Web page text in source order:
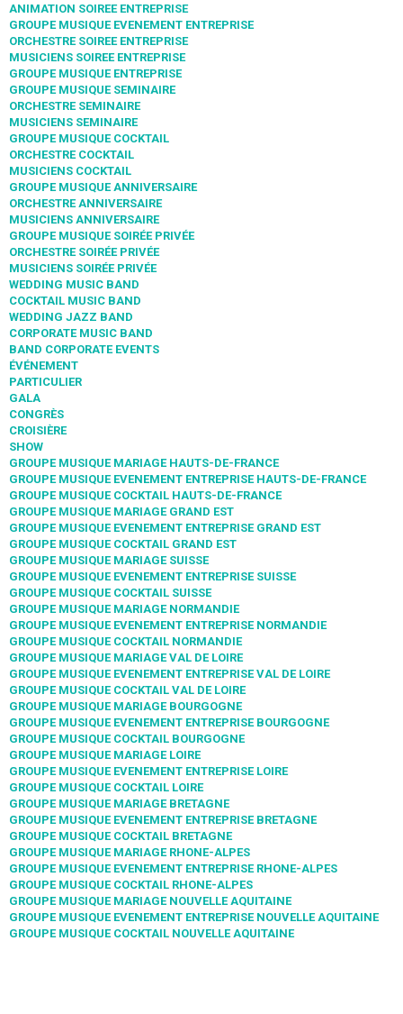
ANIMATION SOIREE ENTREPRISE
GROUPE MUSIQUE EVENEMENT ENTREPRISE
ORCHESTRE SOIREE ENTREPRISE
MUSICIENS SOIREE ENTREPRISE
GROUPE MUSIQUE ENTREPRISE
GROUPE MUSIQUE SEMINAIRE
ORCHESTRE SEMINAIRE
MUSICIENS SEMINAIRE
GROUPE MUSIQUE COCKTAIL
ORCHESTRE COCKTAIL
MUSICIENS COCKTAIL
GROUPE MUSIQUE ANNIVERSAIRE
ORCHESTRE ANNIVERSAIRE
MUSICIENS ANNIVERSAIRE
GROUPE MUSIQUE SOIRÉE PRIVÉE
ORCHESTRE SOIRÉE PRIVÉE
MUSICIENS SOIRÉE PRIVÉE
WEDDING MUSIC BAND
COCKTAIL MUSIC BAND
WEDDING JAZZ BAND
CORPORATE MUSIC BAND
BAND CORPORATE EVENTS
ÉVÉNEMENT
PARTICULIER
GALA
CONGRÈS
CROISIÈRE
SHOW
GROUPE MUSIQUE MARIAGE HAUTS-DE-FRANCE
GROUPE MUSIQUE EVENEMENT ENTREPRISE HAUTS-DE-FRANCE
GROUPE MUSIQUE COCKTAIL HAUTS-DE-FRANCE
GROUPE MUSIQUE MARIAGE GRAND EST
GROUPE MUSIQUE EVENEMENT ENTREPRISE GRAND EST
GROUPE MUSIQUE COCKTAIL GRAND EST
GROUPE MUSIQUE MARIAGE SUISSE
GROUPE MUSIQUE EVENEMENT ENTREPRISE SUISSE
GROUPE MUSIQUE COCKTAIL SUISSE
GROUPE MUSIQUE MARIAGE NORMANDIE
GROUPE MUSIQUE EVENEMENT ENTREPRISE NORMANDIE
GROUPE MUSIQUE COCKTAIL NORMANDIE
GROUPE MUSIQUE MARIAGE VAL DE LOIRE
GROUPE MUSIQUE EVENEMENT ENTREPRISE VAL DE LOIRE
GROUPE MUSIQUE COCKTAIL VAL DE LOIRE
GROUPE MUSIQUE MARIAGE BOURGOGNE
GROUPE MUSIQUE EVENEMENT ENTREPRISE BOURGOGNE
GROUPE MUSIQUE COCKTAIL BOURGOGNE
GROUPE MUSIQUE MARIAGE LOIRE
GROUPE MUSIQUE EVENEMENT ENTREPRISE LOIRE
GROUPE MUSIQUE COCKTAIL LOIRE
GROUPE MUSIQUE MARIAGE BRETAGNE
GROUPE MUSIQUE EVENEMENT ENTREPRISE BRETAGNE
GROUPE MUSIQUE COCKTAIL BRETAGNE
GROUPE MUSIQUE MARIAGE RHONE-ALPES
GROUPE MUSIQUE EVENEMENT ENTREPRISE RHONE-ALPES
GROUPE MUSIQUE COCKTAIL RHONE-ALPES
GROUPE MUSIQUE MARIAGE NOUVELLE AQUITAINE
GROUPE MUSIQUE EVENEMENT ENTREPRISE NOUVELLE AQUITAINE
GROUPE MUSIQUE COCKTAIL NOUVELLE AQUITAINE